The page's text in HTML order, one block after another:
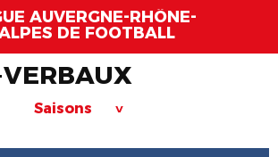
AUVERGNE-RHÔNE-
DE FOOTBALL
Saisons >